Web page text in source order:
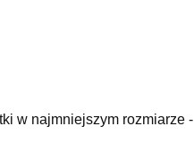
w najmniejszym rozmiarze -